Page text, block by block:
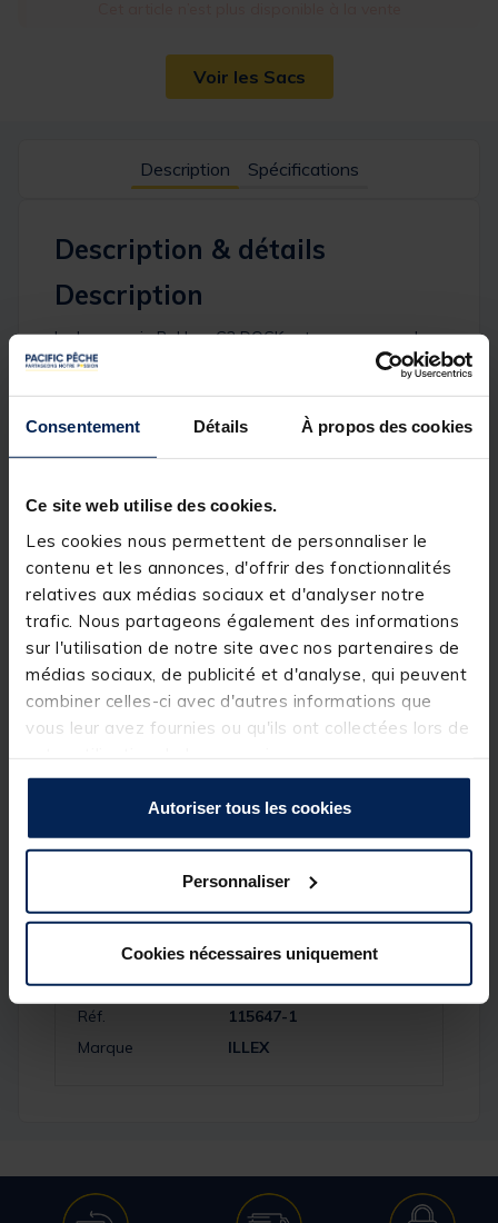
Consentement Détails À propos des cookies
Ce site web utilise des cookies.
Les cookies nous permettent de personnaliser le
contenu et les annonces, d'offrir des fonctionnalités
relatives aux médias sociaux et d'analyser notre
trafic. Nous partageons également des informations
sur l'utilisation de notre site avec nos partenaires de
médias sociaux, de publicité et d'analyse, qui peuvent
combiner celles-ci avec d'autres informations que
vous leur avez fournies ou qu'ils ont collectées lors de
Autoriser tous les cookies
Personnaliser
Cookies nécessaires uniquement
Voir les Sacs
Description Spécifications
Description & détails
Description
La bagagerie Bakkan G2 DOCK est une gamme de
sacs rigides confectionnés en polyester souple et
imputrescible.
Etanches aux projections répétées d'eau et
facilement lessivables, ils sont incontournables et
idéaux pour transporter et organiser vos boites à
leurres, Safe Bag ILLEX ou tout autre matériel de
plage...
Pratiques, ils vous permettront aussi de protéger
votre équipement photos des embruns.
Détails
Caractéristiques duBakkan G2 Dock 40:
Coloris : Jaune
Dimensions : 40x26x26cm
Sac étanche, rigide, 100% imputrescible
Couvercle gradué jusqu'à 35 cm
Doté d’une petite pochette externe, d’un holster
Sangle d’épaule ajustable
Poignées de transport renforcées
Tampons antidérapants sur le fond
Spécifications
Réf.
115647-1
Marque
ILLEX